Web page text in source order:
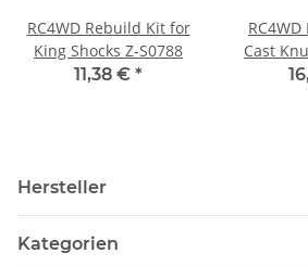
RC4WD Rebuild Kit for
King Shocks Z-S0788
11,38 € *
Cast
Hersteller
Kategorien